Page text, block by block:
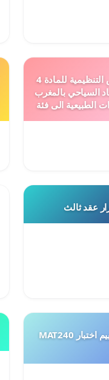
دعم ملف تفعيل النصوص التنظيمية للمادة 4
12ـ05 للارشاد السياحي بالمغرب
الطبيعية الى فئة
عقد ثالث
طلب إعادة النظر في تقييم اختبار MAT240